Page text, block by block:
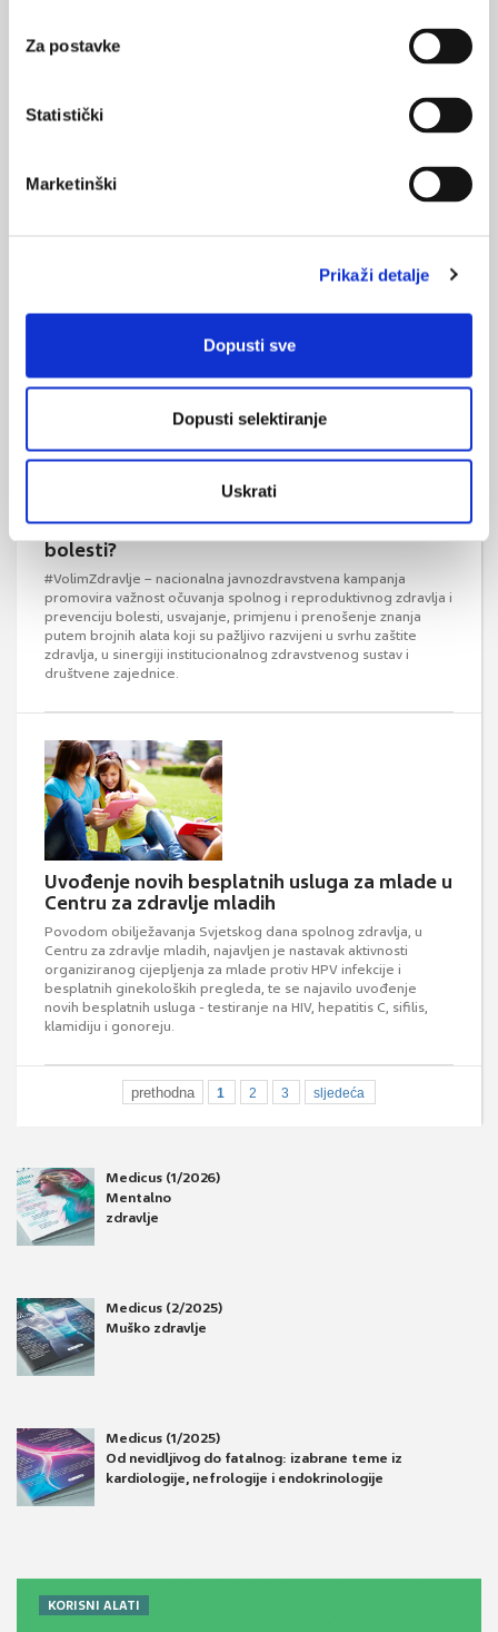
Za postavke
Statistički
Marketinški
Prikaži detalje
Dopusti sve
Dopusti selektiranje
Uskrati
Joint Action projekta PERCH – PartnERship to Contrast HPV.
Projekt je dio napora Europske komisije u području kontrole
Što učiniti nakon dijagnoze spolno prenosive
bolesti?
#VolimZdravlje – nacionalna javnozdravstvena kampanja
promovira važnost očuvanja spolnog i reproduktivnog zdravlja i
prevenciju bolesti, usvajanje, primjenu i prenošenje znanja
putem brojnih alata koji su pažljivo razvijeni u svrhu zaštite
zdravlja, u sinergiji institucionalnog zdravstvenog sustav i
društvene zajednice.
Uvođenje novih besplatnih usluga za mlade u
Centru za zdravlje mladih
Povodom obilježavanja Svjetskog dana spolnog zdravlja, u
Centru za zdravlje mladih, najavljen je nastavak aktivnosti
organiziranog cijepljenja za mlade protiv HPV infekcije i
besplatnih ginekoloških pregleda, te se najavilo uvođenje
novih besplatnih usluga - testiranje na HIV, hepatitis C, sifilis,
klamidiju i gonoreju.
prethodna 1 2 3 sljedeća
Medicus (1/2026)
Mentalno
zdravlje
Medicus (2/2025)
Muško zdravlje
Medicus (1/2025)
Od nevidljivog do fatalnog: izabrane teme iz
kardiologije, nefrologije i endokrinologije
KORISNI ALATI